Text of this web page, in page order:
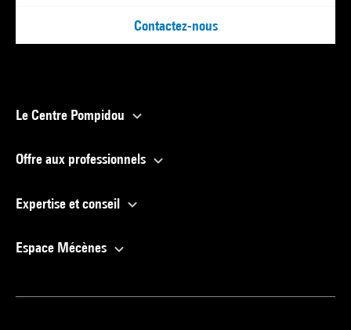
Contactez-nous
Le Centre Pompidou
Offre aux professionnels
Expertise et conseil
Espace Mécènes